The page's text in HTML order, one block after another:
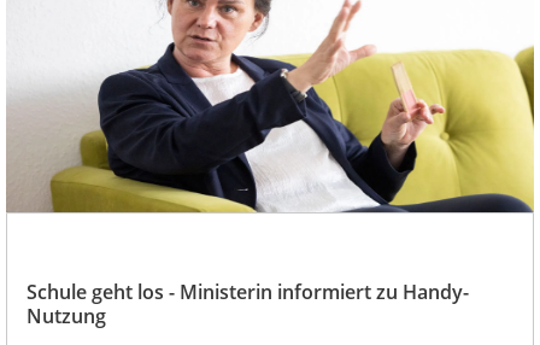
Schule geht los - Ministerin informiert zu Handy-
Nutzung